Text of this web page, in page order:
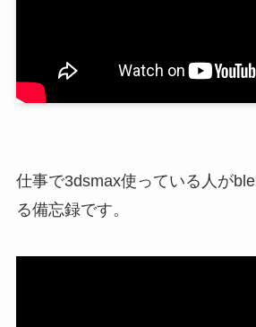
仕事で3dsmax使っている人が
る備忘録です。